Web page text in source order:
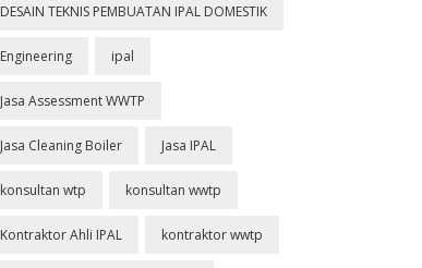
DESAIN TEKNIS PEMBUATAN IPAL DOMESTIK
Engineering ipal
Jasa Assessment WWTP
Jasa Cleaning Boiler Jasa IPAL
konsultan wtp konsultan wwtp
Kontraktor Ahli IPAL kontraktor wwtp